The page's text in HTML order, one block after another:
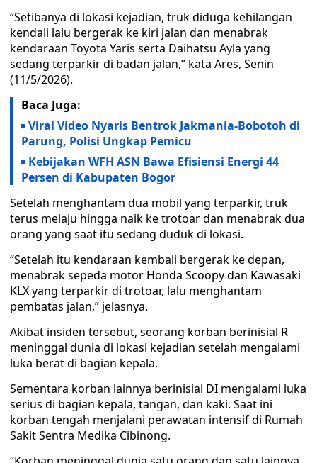
“Setibanya di lokasi kejadian, truk diduga kehilangan
kendali lalu bergerak ke kiri jalan dan menabrak
kendaraan Toyota Yaris serta Daihatsu Ayla yang
sedang terparkir di badan jalan,” kata Ares, Senin
(11/5/2026).
Baca Juga:
Viral Video Nyaris Bentrok Jakmania-Bobotoh di
Parung, Polisi Ungkap Pemicu
Kebijakan WFH ASN Bawa Efisiensi Energi 44
Persen di Kabupaten Bogor
Setelah menghantam dua mobil yang terparkir, truk
terus melaju hingga naik ke trotoar dan menabrak dua
orang yang saat itu sedang duduk di lokasi.
“Setelah itu kendaraan kembali bergerak ke depan,
menabrak sepeda motor Honda Scoopy dan Kawasaki
KLX yang terparkir di trotoar, lalu menghantam
pembatas jalan,” jelasnya.
Akibat insiden tersebut, seorang korban berinisial R
meninggal dunia di lokasi kejadian setelah mengalami
luka berat di bagian kepala.
Sementara korban lainnya berinisial DI mengalami luka
serius di bagian kepala, tangan, dan kaki. Saat ini
korban tengah menjalani perawatan intensif di Rumah
Sakit Sentra Medika Cibinong.